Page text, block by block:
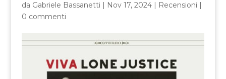
da Gabriele Bassanetti | Nov 17, 2024| Recensioni |
0 commenti